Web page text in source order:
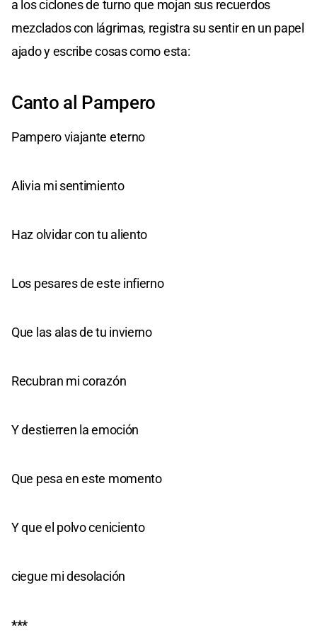
a los ciclones de turno que mojan sus recuerdos
mezclados con lágrimas, registra su sentir en un papel
ajado y escribe cosas como esta:
Canto al Pampero
Pampero viajante eterno
Alivia mi sentimiento
Haz olvidar con tu aliento
Los pesares de este infierno
Que las alas de tu invierno
Recubran mi corazón
Y destierren la emoción
Que pesa en este momento
Y que el polvo ceniciento
ciegue mi desolación
***